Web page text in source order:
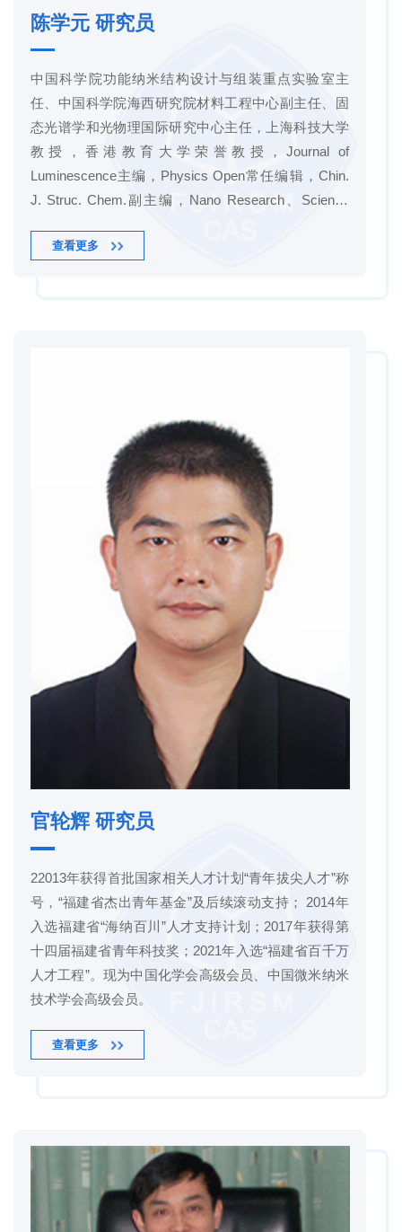
陈学元 研究员
中国科学院功能纳米结构设计与组装重点实验室主
任、中国科学院海西研究院材料工程中心副主任、固
态光谱学和光物理国际研究中心主任，上海科技大学
教授，香港教育大学荣誉教授，Journal of
Luminescence主编，Physics Open常任编辑，Chin.
J. Struc. Chem.副主编，Nano Research、Science
学报》等期刊编委，中国稀土学会第七届理事会理
查看更多
官轮辉 研究员
22013年获得首批国家相关人才计划“青年拔尖人才”称
号，“福建省杰出青年基金”及后续滚动支持； 2014年
入选福建省“海纳百川”人才支持计划；2017年获得第
十四届福建省青年科技奖；2021年入选“福建省百千万
人才工程”。现为中国化学会高级会员、中国微米纳米
技术学会高级会员。
查看更多